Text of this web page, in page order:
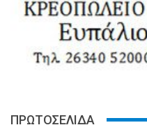
ΠΡΩΤΟΣΕΛΙΔΑ